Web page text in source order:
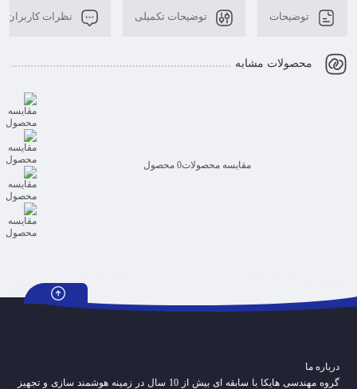
توضیحات توضیحات تکمیلی نظرات کاربران
محصولات مشابه
مقایسه محصولات0 محصول
درباره ما
گروه مهندسی هایکا با سابقه ای بیش از 10 سال در زمینه هوشمند سازی و تجهیز